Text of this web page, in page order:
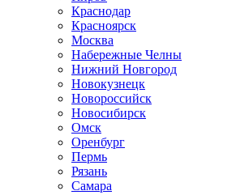
Краснодар
Красноярск
Москва
Набережные Челны
Нижний Новгород
Новокузнецк
Новороссийск
Новосибирск
Омск
Оренбург
Пермь
Рязань
Самара